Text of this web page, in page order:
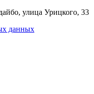
улица Урицкого, 33
данных